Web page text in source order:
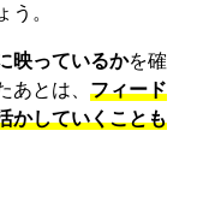
う。
映っているかを確
とは、 フィード
かしていくことも